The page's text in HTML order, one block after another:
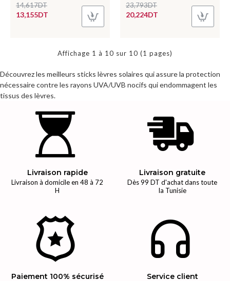
13,155DT
14,617DT
20,224DT
23,793DT
Affichage 1 à 10 sur 10 (1 pages)
Découvrez les meilleurs sticks lèvres solaires qui assure la protection
nécessaire contre les rayons UVA/UVB nocifs qui endommagent les
tissus des lèvres.
Livraison rapide
Livraison à domicile en 48 à 72
H
Livraison gratuite
Dès 99 DT d'achat dans toute
la Tunisie
Paiement 100% sécurisé Service client